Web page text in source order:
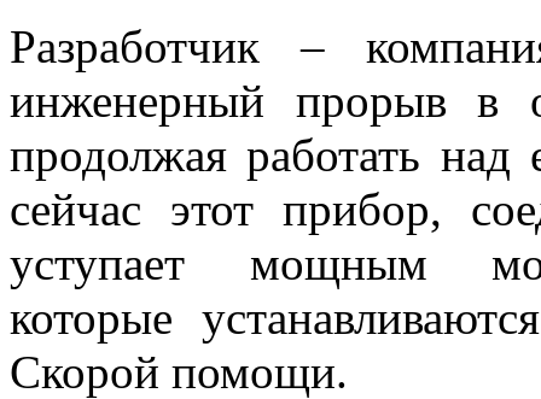
Разработчик –
инженерный прорыв в
продолжая работать над
сейчас этот прибор,
уступает мощным
которые
Скорой помощи.